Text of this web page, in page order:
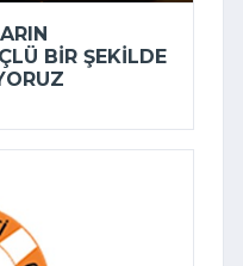
BIR ŞEKILDE